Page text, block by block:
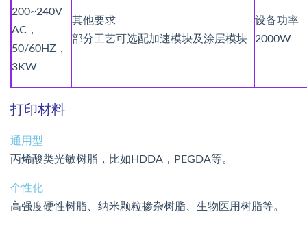
200~240V
AC，
50/60HZ，
3KW
其他要求
部分工艺可选配加速模块及涂层模块
设备功率
2000W
打印材料
通用型
丙烯酸类光敏树脂，比如HDDA，PEGDA等。
个性化
高强度硬性树脂、纳米颗粒掺杂树脂、生物医用树脂等。